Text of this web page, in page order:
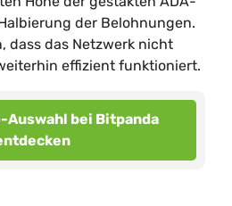
der Belohnungen.
dass das Netzwerk nicht
effizient funktioniert.
Auswahl bei Bitpanda